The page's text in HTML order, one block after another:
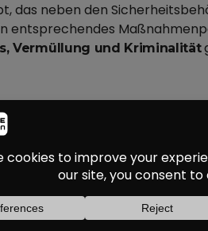
das neben den
entsprechendes
Vermüllung und Kriminalität